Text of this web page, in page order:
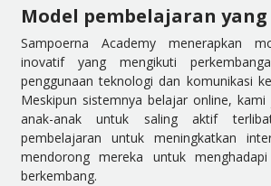
Model pembelajaran
Sampoerna Academy menerapkan
inovatif yang mengikuti
penggunaan teknologi dan komunikasi
Meskipun sistemnya belajar online,
anak-anak untuk saling aktif
pembelajaran untuk meningkatkan
mendorong mereka untuk
berkembang.